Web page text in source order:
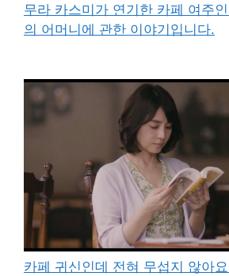
무라 카스미가 연기한 카페 여주
의 어머니에 관한 이야기입니다.
카페 귀신인데 전혀 무섭지 않아